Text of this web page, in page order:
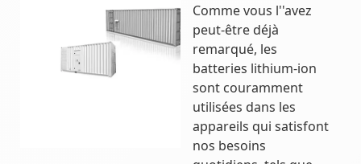
Comme vous l''avez
peut-être déjà
remarqué, les
batteries lithium-ion
sont couramment
utilisées dans les
appareils qui satisfont
nos besoins